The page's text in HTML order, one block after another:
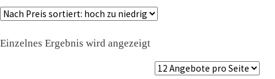
Einzelnes Ergebnis wird angezeigt